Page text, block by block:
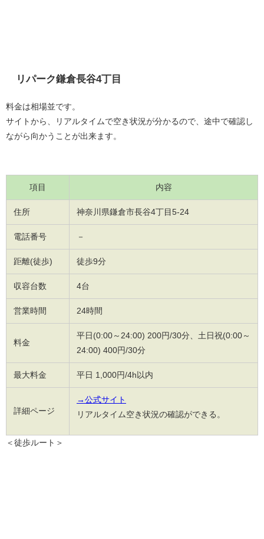
リパーク鎌倉長谷4丁目
料金は相場並です。
サイトから、リアルタイムで空き状況が分かるので、途中で確認し
ながら向かうことが出来ます。
項目 内容
住所 神奈川県鎌倉市長谷4丁目5-24
電話番号 －
距離(徒歩) 徒歩9分
収容台数 4台
営業時間 24時間
料金
平日(0:00～24:00) 200円/30分、土日祝(0:00～
24:00) 400円/30分
最大料金 平日 1,000円/4h以内
詳細ページ
→公式サイト
リアルタイム空き状況の確認ができる。
＜徒歩ルート＞